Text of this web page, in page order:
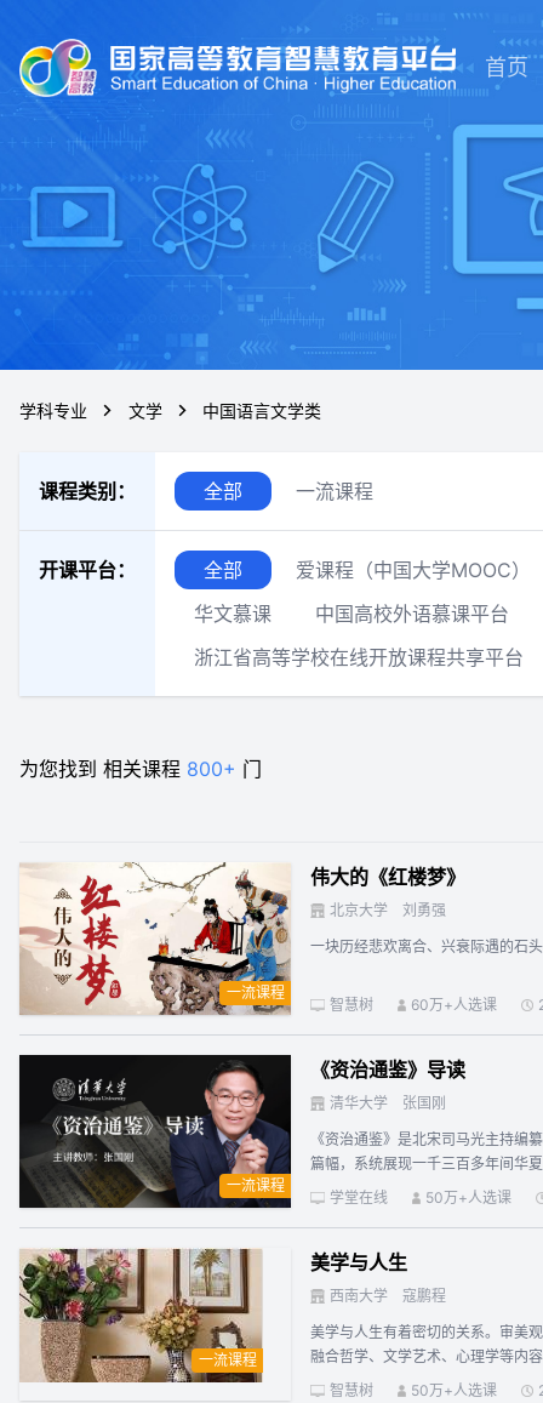
首页
学科专业 文学 中国语言文学类
课程类别： 全部 一流课程
开课平台： 全部
爱课程（中国大学MOOC）
华文慕课
中国高校外语慕课平台
浙江省高等学校在线开放课程共享平台
为您找到 相关课程 800+ 门
一流课程
伟大的《红楼梦》
北京大学
刘勇强
一块历经悲欢离合、兴衰际遇的石
智慧树 60万+人选课
一流课程
《资治通鉴》导读
清华大学
张国刚
《资治通鉴》是北宋司马光主持
篇幅，系统展现一千三百多年间华
史识为后世所称道，呈现出超越
学习，同学们不但可对战国至五代
学堂在线 50万+人选课
一流课程
美学与人生
西南大学
寇鹏程
美学与人生有着密切的关系。审美
融合哲学、文学艺术、心理学等内
更多的人在健康、健全、健美人生
智慧树 50万+人选课